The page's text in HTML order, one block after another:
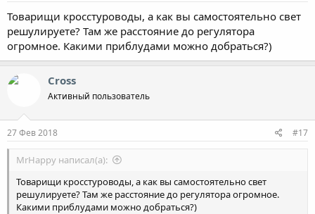
Товарищи кросстуроводы, а как вы самостоятельно свет
решулируете? Там же расстояние до регулятора
огромное. Какими приблудами можно добраться?)
Cross
Активный пользователь
27 Фев 2018 #17
MrHappy написал(а):
Товарищи кросстуроводы, а как вы самостоятельно свет
решулируете? Там же расстояние до регулятора огромное.
Какими приблудами можно добраться?)